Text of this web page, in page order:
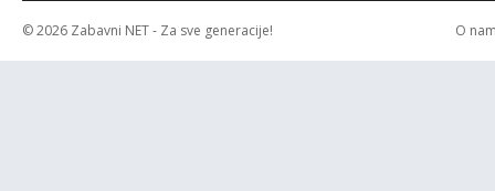
© 2026 Zabavni NET- Za sve generacije! O